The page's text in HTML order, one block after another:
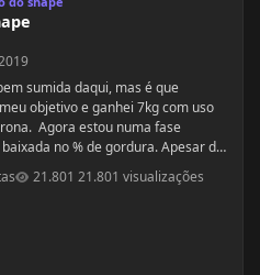
sumida daqui, mas é que
objetivo e ganhei 7kg com uso
Agora estou numa fase
no % de gordura. Apesar de
exatamente o que devo fazer,
de treinos e talvez
21.801 visualizações